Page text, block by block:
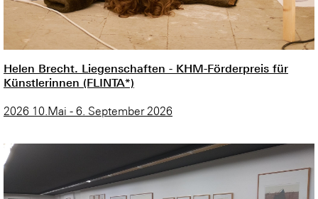
Helen Brecht. Liegenschaften - KHM-Förderpreis für
Künstlerinnen (FLINTA*)
2026 10.Mai - 6. September 2026